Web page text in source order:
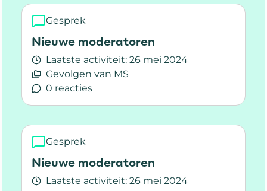
Gesprek
Nieuwe moderatoren
Laatste activiteit: 26 mei 2024
Gevolgen van MS
0 reacties
Lees meer over Nieuwe moderatoren
Gesprek
Nieuwe moderatoren
Laatste activiteit: 26 mei 2024